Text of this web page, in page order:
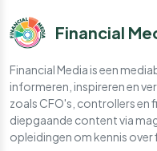
Financial
Financial Media is een
informeren, inspireren en
zoals CFO's, controllers en
diepgaande content via
opleidingen om kennis over